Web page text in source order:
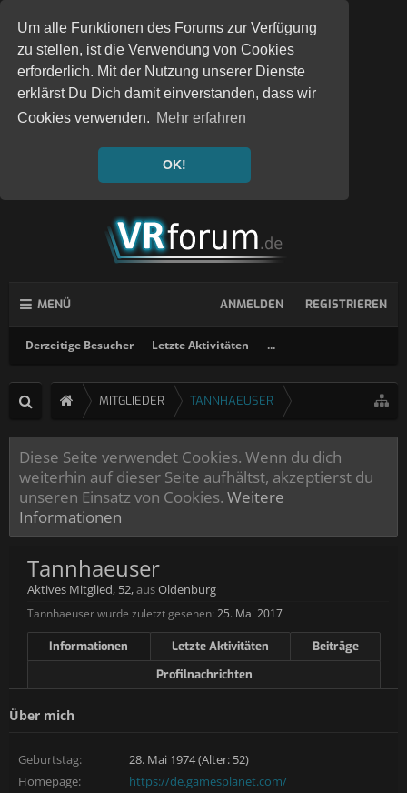
Um alle Funktionen des Forums zur Verfügung
zu stellen, ist die Verwendung von Cookies
erforderlich. Mit der Nutzung unserer Dienste
erklärst Du Dich damit einverstanden, dass wir
Cookies verwenden. Mehr erfahren
OK!
MENÜ
Derzeitige Besucher Letzte Aktivitäten ...
ANMELDEN REGISTRIEREN
MITGLIEDER TANNHAEUSER
Diese Seite verwendet Cookies. Wenn du dich
weiterhin auf dieser Seite aufhältst, akzeptierst du
unseren Einsatz von Cookies. Weitere
Informationen
Tannhaeuser
Aktives Mitglied, 52,ausOldenburg
Tannhaeuser wurde zuletzt gesehen: 25. Mai 2017
Informationen Letzte Aktivitäten
Beiträge
Profilnachrichten
Über mich
Geburtstag:
28. Mai 1974 (Alter: 52)
Homepage:
https://de.gamesplanet.com/